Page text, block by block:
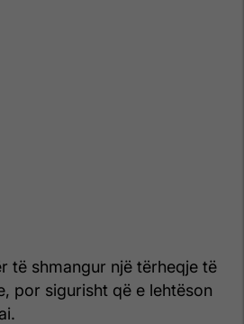
të shmangur një tërheqje të
por sigurisht që e lehtëson